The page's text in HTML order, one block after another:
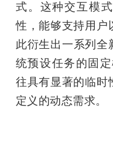
式。这种交互模
性，能够支持用户
此衍生出一系列
统预设任务的固
往具有显著的临时
定义的动态需求。